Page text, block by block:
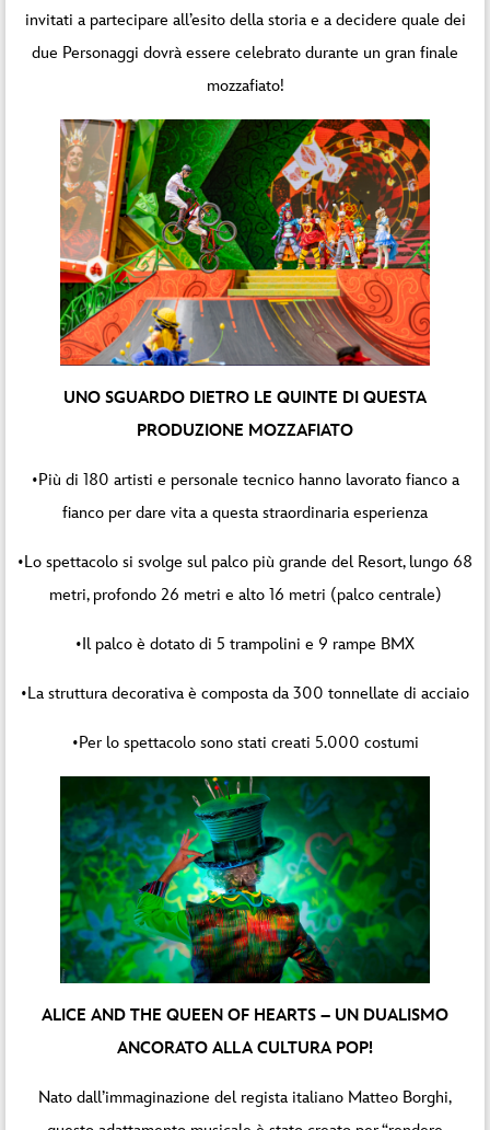
invitati a partecipare all’esito della storia e a decidere quale dei
due Personaggi dovrà essere celebrato durante un gran finale
mozzafiato!
UNO SGUARDO DIETRO LE QUINTE DI QUESTA
PRODUZIONE MOZZAFIATO
•Più di 180 artisti e personale tecnico hanno lavorato fianco a
fianco per dare vita a questa straordinaria esperienza
•Lo spettacolo si svolge sul palco più grande del Resort, lungo 68
metri, profondo 26 metri e alto 16 metri (palco centrale)
•Il palco è dotato di 5 trampolini e 9 rampe BMX
•La struttura decorativa è composta da 300 tonnellate di acciaio
•Per lo spettacolo sono stati creati 5.000 costumi
ALICE AND THE QUEEN OF HEARTS – UN DUALISMO
ANCORATO ALLA CULTURA POP!
Nato dall’immaginazione del regista italiano Matteo Borghi,